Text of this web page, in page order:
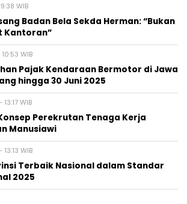
WIB
Badan Bela Sekda Herman: “Bukan
Kantoran”
WIB
Pajak Kendaraan Bermotor di Jawa
hingga 30 Juni 2025
WIB
Perekrutan Tenaga Kerja
Manusiawi
WIB
Terbaik Nasional dalam Standar
2025